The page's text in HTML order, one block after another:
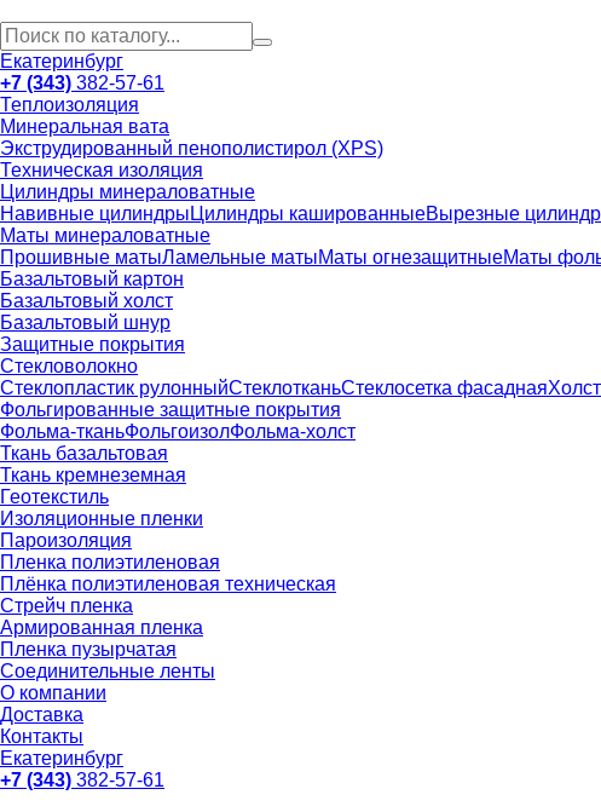
Екатеринбург
+7 (343) 382-57-61
Теплоизоляция
Минеральная вата
Экструдированный пенополистирол (XPS)
Техническая изоляция
Цилиндры минераловатные
Навивные цилиндры Цилиндры кашированныеВырезные
Маты минераловатные
Прошивные матыЛамельные матыМаты огнезащитныеМаты
Базальтовый картон
Базальтовый холст
Базальтовый шнур
Защитные покрытия
Стекловолокно
Стеклопластик рулонныйСтеклотканьСтеклосетка фасадная
Фольгированные защитные покрытия
Фольма-тканьФольгоизолФольма-холст
Ткань базальтовая
Ткань кремнеземная
Геотекстиль
Изоляционные пленки
Пароизоляция
Пленка полиэтиленовая
Плёнка полиэтиленовая техническая
Стрейч пленка
Армированная пленка
Пленка пузырчатая
Соединительные ленты
О компании
Доставка
Контакты
Екатеринбург
+7 (343) 382-57-61